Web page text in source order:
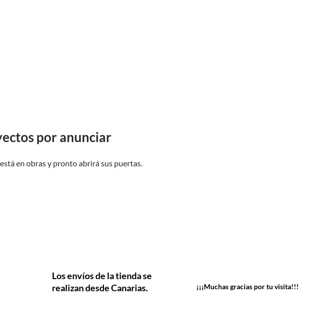
por anunciar
en obras y pronto abrirá sus puertas.
Los envíos de la tienda se
realizan desde Canarias.
¡¡¡Muchas gracias por tu visita!!!